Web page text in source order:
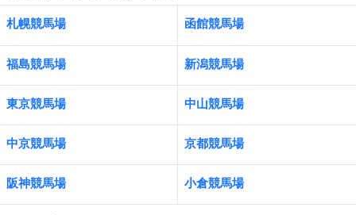
札幌競馬場 函館競馬場
福島競馬場 新潟競馬場
東京競馬場 中山競馬場
中京競馬場 京都競馬場
阪神競馬場 小倉競馬場